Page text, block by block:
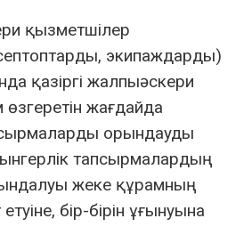
қызметшілер
экипаждарды)
қазіргі жалпыәскери
жағдайда
орындауды
тапсырмалардың
жеке құрамның
бір-бірін ұғынуына